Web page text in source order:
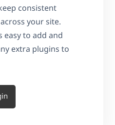
consistent
your site.
easy to add and
extra plugins to